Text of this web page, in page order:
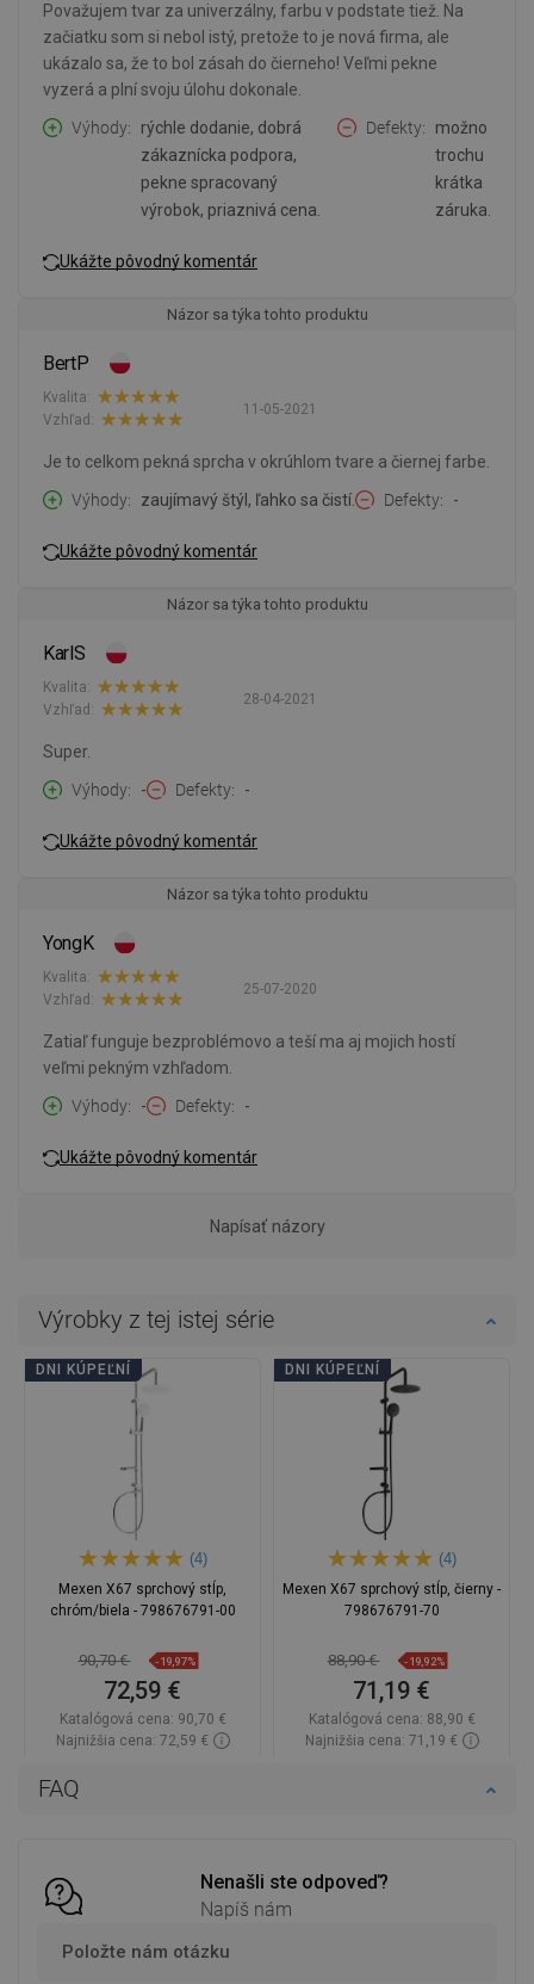
FAQ
Nenašli ste odpoveď?
Napíš nám
Položte nám otázku
Považujem tvar za univerzálny, farbu v podstate tiež. Na
začiatku som si nebol istý, pretože to je nová firma, ale
ukázalo sa, že to bol zásah do čierneho! Veľmi pekne
vyzerá a plní svoju úlohu dokonale.
Výhody
rýchle dodanie, dobrá
zákaznícka podpora,
pekne spracovaný
výrobok, priaznivá cena.
Defekty
možno
trochu
krátka
záruka.
Ukážte pôvodný komentár
Názor sa týka tohto produktu
BertP
11-05-2021
Kvalita:
Vzhľad:
Je to celkom pekná sprcha v okrúhlom tvare a čiernej farbe.
Výhody
zaujímavý štýl, ľahko sa čistí. Defekty -
Ukážte pôvodný komentár
Názor sa týka tohto produktu
KarlS
28-04-2021
Kvalita:
Vzhľad:
Super.
Výhody
- Defekty -
Ukážte pôvodný komentár
Názor sa týka tohto produktu
YongK
25-07-2020
Kvalita:
Vzhľad:
Zatiaľ funguje bezproblémovo a teší ma aj mojich hostí
veľmi pekným vzhľadom.
Výhody
- Defekty -
Ukážte pôvodný komentár
Napísať názory
Výrobky z tej istej série
DNI KÚPEĽNÍ
(4)
Mexen X67 sprchový stĺp,
chróm/biela - 798676791-00
90,70 € -19,97%
72,59 €
Katalógová cena: 90,70 €
Najnižšia cena: 72,59 €
DNI KÚPEĽNÍ
(4)
Mexen X67 sprchový stĺp, čierny -
798676791-70
88,90 € -19,92%
71,19 €
Katalógová cena: 88,90 €
Najnižšia cena: 71,19 €